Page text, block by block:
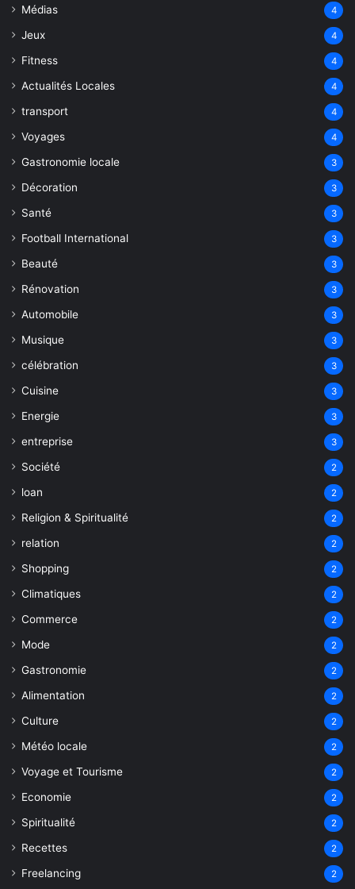
Médias 4
Jeux 4
Fitness 4
Actualités Locales 4
transport 4
Voyages 4
Gastronomie locale 3
Décoration 3
Santé 3
Football International 3
Beauté 3
Rénovation 3
Automobile 3
Musique 3
célébration 3
Cuisine 3
Energie 3
entreprise 3
Société 2
loan 2
Religion & Spiritualité 2
relation 2
Shopping 2
Climatiques 2
Commerce 2
Mode 2
Gastronomie 2
Alimentation 2
Culture 2
Météo locale 2
Voyage et Tourisme 2
Economie 2
Spiritualité 2
Recettes 2
Freelancing 2